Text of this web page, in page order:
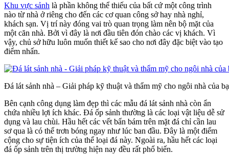
Khu vực sảnh là phần không thể thiếu của bất cứ một công trình
nào từ nhà ở riêng cho đến các cơ quan công sở hay nhà nghỉ,
khách sạn. Vị trí này đóng vai trò quan trọng làm nên bộ mặt của
một căn nhà. Bởi vì đây là nơi đầu tiên đón chào các vị khách. Vì
vậy, chủ sở hữu luôn muốn thiết kế sao cho nơi đây đặc biệt vào tạo
điểm nhấn.
Đá lát sảnh nhà – Giải pháp kỹ thuật và thẩm mỹ cho ngôi nhà của
Bên cạnh công dụng làm đẹp thì các mẫu đá lát sảnh nhà còn ẩn
chứa nhiều lợi ích khác. Đá ốp sảnh thường là các loại vật liệu dễ sử
dụng và lau chùi. Hầu hết các vết bẩn bám trên mặt đá chỉ cần lau
sơ qua là có thể trơn bóng ngay như lúc ban đầu. Đây là một điểm
cộng cho sự tiện ích của thể loại đá này. Ngoài ra, hầu hết các loại
đá ốp sảnh trên thị trường hiện nay đều rất phổ biến.